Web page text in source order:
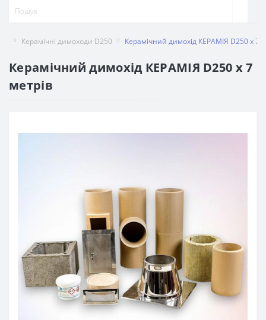
Керамічні димоходи D250 Керамічний димохід КЕРАМІЯ D250 х 7
Керамічний димохід КЕРАМІЯ D250 х 7
метрів